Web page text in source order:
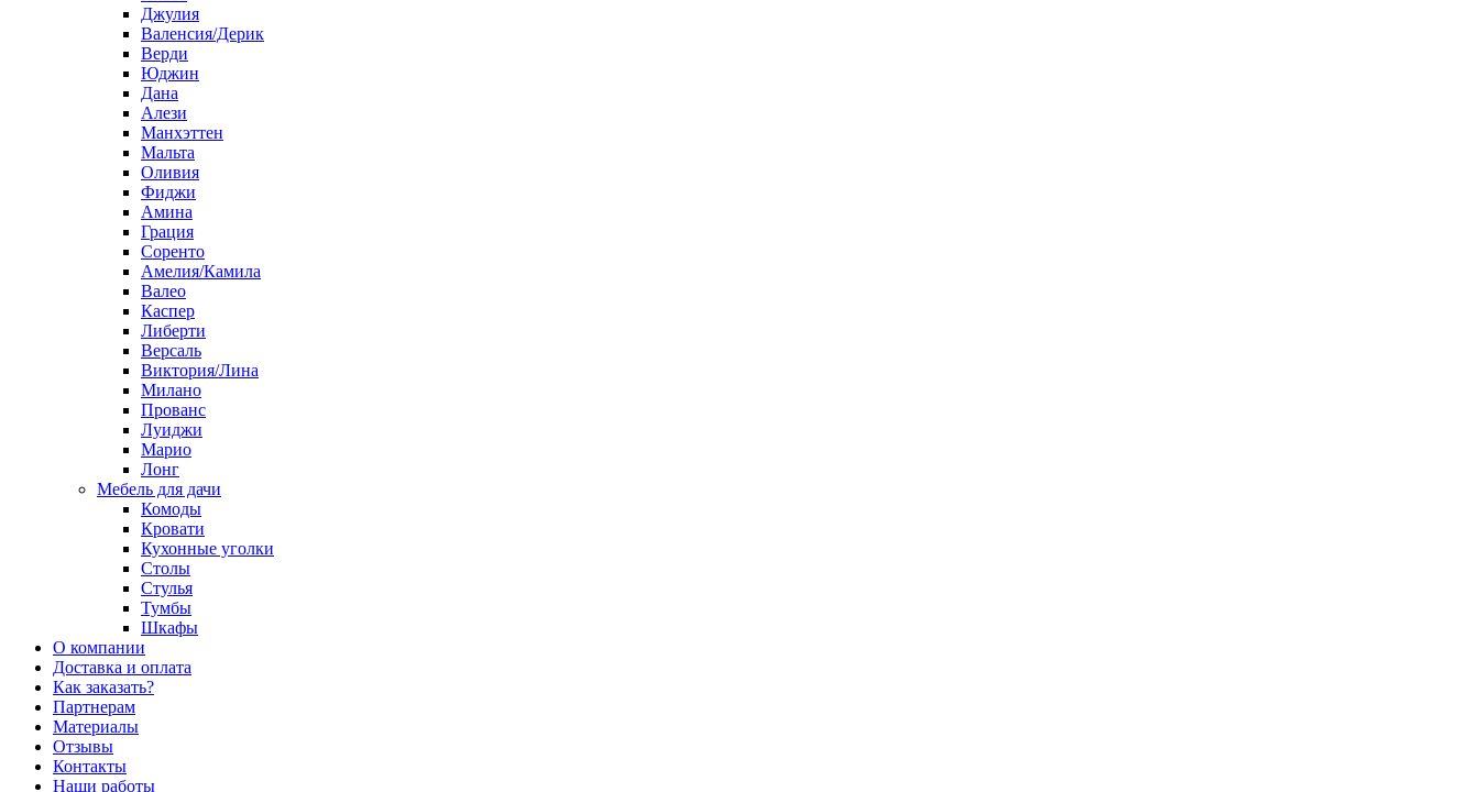
Джулия
Валенсия/Дерик
Верди
Юджин
Дана
Алези
Манхэттен
Мальта
Оливия
Фиджи
Амина
Грация
Соренто
Амелия/Камила
Валео
Каспер
Либерти
Версаль
Виктория/Лина
Милано
Прованс
Луиджи
Марио
Лонг
Мебель для дачи
Комоды
Кровати
Кухонные уголки
Столы
Стулья
Тумбы
Шкафы
О компании
Доставка и оплата
Как заказать?
Партнерам
Материалы
Отзывы
Контакты
Наши работы